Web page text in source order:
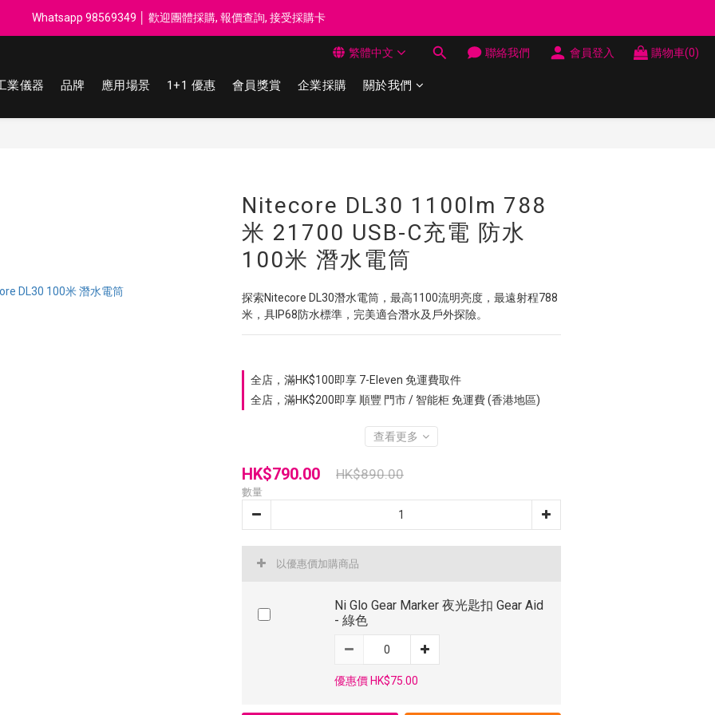
享每$50回贈$1 │ 滿HK$899 送 N-rit Campack Towel 吸汗毛巾 韓國制 送完即止
Whatsapp 98569349 │ 歡迎團體採購, 報價查詢, 接受採購卡
享每$50回贈$1 │ 滿HK$899 送 N-rit Campack Towel 吸汗毛巾 韓國制 送完即止
繁體中文 聯絡我們 會員登入 購物車(0)
業儀器 品牌 應用場景 1+1 優惠 會員獎賞 企業採購 關於我們
Nitecore DL30 1100lm 788
米 21700 USB-C充電 防水
100米 潛水電筒
探索Nitecore DL30潛水電筒，最高1100流明亮度，最遠射程788
米，具IP68防水標準，完美適合潛水及戶外探險。
全店，滿HK$100即享 7-Eleven 免運費取件
全店，滿HK$200即享 順豐 門市 / 智能柜 免運費 (香港地區)
查看更多
HK$790.00 HK$890.00
數量
以優惠價加購商品
Ni Glo Gear Marker 夜光匙扣 Gear Aid
- 綠色
優惠價 HK$75.00